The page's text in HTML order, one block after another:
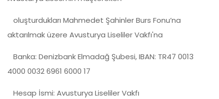
oluşturdukları Mahmedet Şahinler Burs Fonu’na
aktarılmak üzere Avusturya Liseliler Vakfı'na
Banka: Denizbank Elmadağ Şubesi, IBAN: TR47 0013
4000 0032 6961 6000 17
Hesap İsmi: Avusturya Liseliler Vakfı